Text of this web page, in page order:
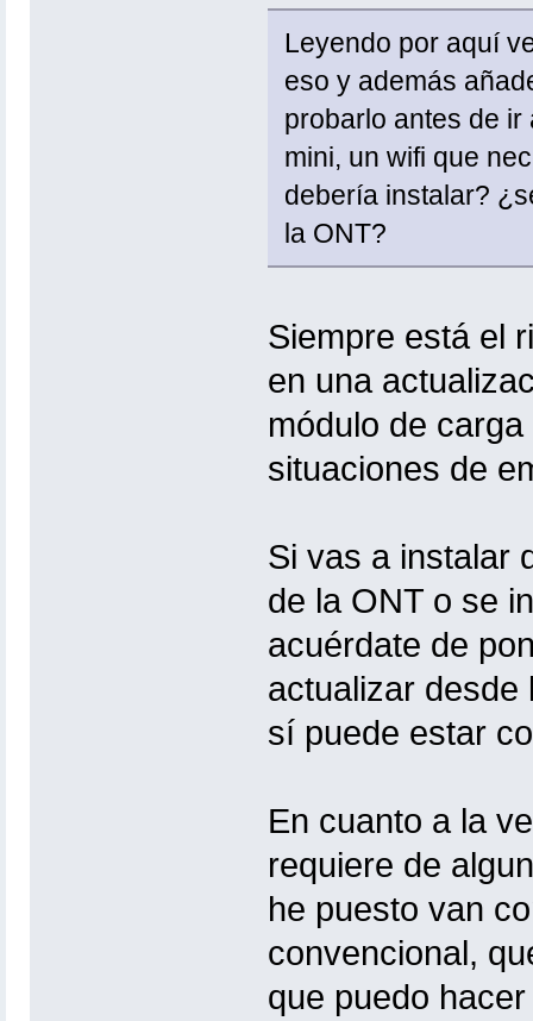
Leyendo por aquí
eso y además
probarlo antes de ir
mini, un wifi que
debería instalar?
la ONT?
Siempre está el
en una
módulo de
situaciones de
Si vas a instalar
de la ONT o se
acuérdate de
actualizar desde
sí puede estar
En cuanto a la
requiere de
he puesto van
convencional,
que puedo